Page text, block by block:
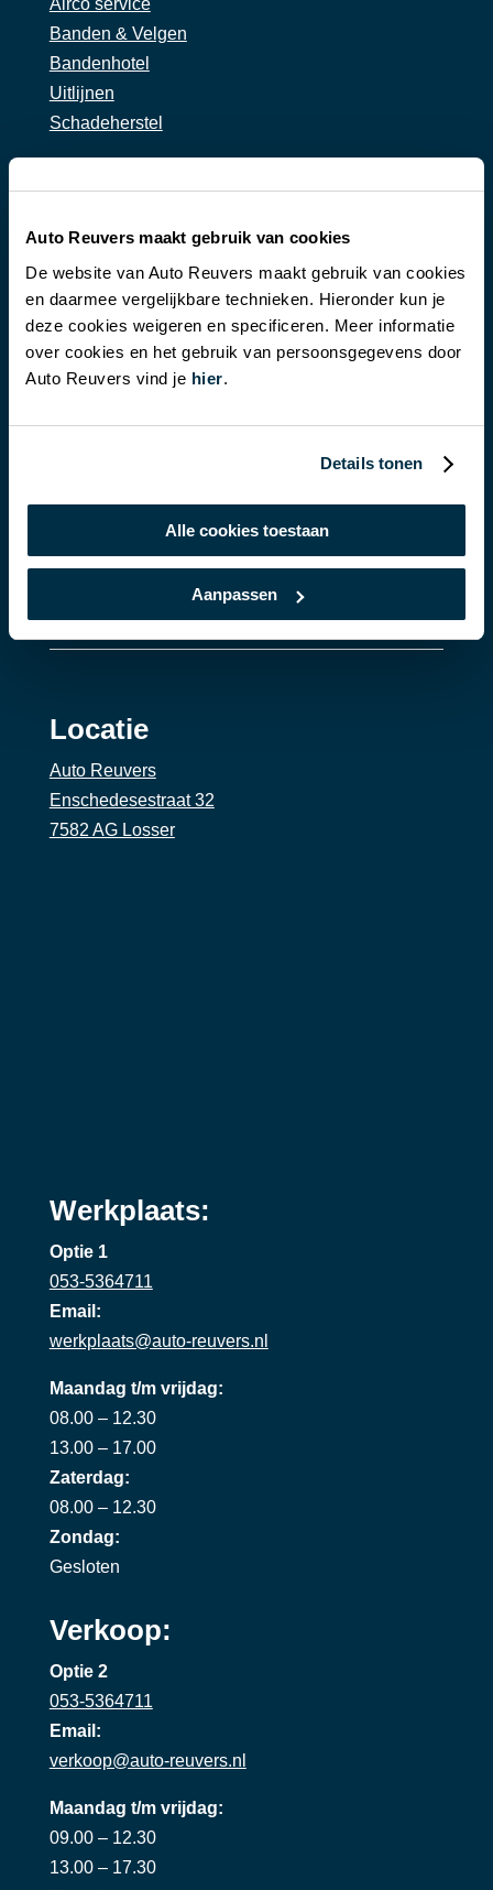
Auto Reuvers maakt gebruik van cookies
De website van Auto Reuvers maakt gebruik van cookies
en daarmee vergelijkbare technieken. Hieronder kun je
deze cookies weigeren en specificeren. Meer informatie
over cookies en het gebruik van persoonsgegevens door
Auto Reuvers vind je hier.
Details tonen
Alle cookies toestaan
Aanpassen
Airco service
Banden & Velgen
Bandenhotel
Uitlijnen
Schadeherstel
Auto of bus huren
En auto huren
Locatie
Auto Reuvers
Enschedesestraat 32
7582 AG Losser
Werkplaats:
Optie 1
053-5364711
Email:
werkplaats@auto-reuvers.nl
Maandag t/m vrijdag:
08.00 – 12.30
13.00 – 17.00
Zaterdag:
08.00 – 12.30
Zondag:
Gesloten
Verkoop:
Optie 2
053-5364711
Email:
verkoop@auto-reuvers.nl
Maandag t/m vrijdag:
09.00 – 12.30
13.00 – 17.30